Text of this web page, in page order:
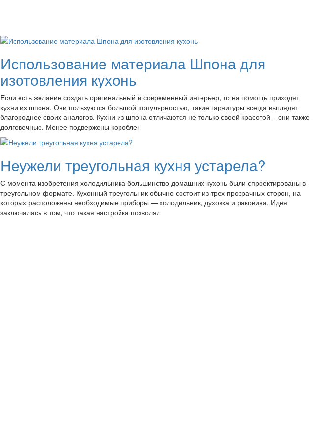
Использование материала Шпона для
изотовления кухонь
Если есть желание создать оригинальный и современный интерьер, то на помощь приходят
кухни из шпона. Они пользуются большой популярностью, такие гарнитуры всегда выглядят
благороднее своих аналогов. Кухни из шпона отличаются не только своей красотой – они также
долговечные. Менее подвержены короблен
Неужели треугольная кухня устарела?
С момента изобретения холодильника большинство домашних кухонь были спроектированы в
треугольном формате. Кухонный треугольник обычно состоит из трех прозрачных сторон, на
которых расположены необходимые приборы — холодильник, духовка и раковина. Идея
заключалась в том, что такая настройка позволял